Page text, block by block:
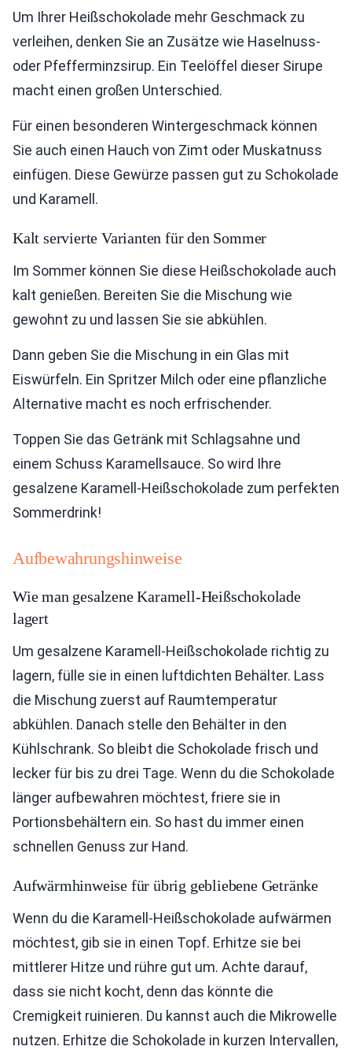
Um Ihrer Heißschokolade mehr Geschmack zu
verleihen, denken Sie an Zusätze wie Haselnuss-
oder Pfefferminzsirup. Ein Teelöffel dieser Sirupe
macht einen großen Unterschied.
Für einen besonderen Wintergeschmack können
Sie auch einen Hauch von Zimt oder Muskatnuss
einfügen. Diese Gewürze passen gut zu Schokolade
und Karamell.
Kalt servierte Varianten für den Sommer
Im Sommer können Sie diese Heißschokolade auch
kalt genießen. Bereiten Sie die Mischung wie
gewohnt zu und lassen Sie sie abkühlen.
Dann geben Sie die Mischung in ein Glas mit
Eiswürfeln. Ein Spritzer Milch oder eine pflanzliche
Alternative macht es noch erfrischender.
Toppen Sie das Getränk mit Schlagsahne und
einem Schuss Karamellsauce. So wird Ihre
gesalzene Karamell-Heißschokolade zum perfekten
Sommerdrink!
Aufbewahrungshinweise
Wie man gesalzene Karamell-Heißschokolade
lagert
Um gesalzene Karamell-Heißschokolade richtig zu
lagern, fülle sie in einen luftdichten Behälter. Lass
die Mischung zuerst auf Raumtemperatur
abkühlen. Danach stelle den Behälter in den
Kühlschrank. So bleibt die Schokolade frisch und
lecker für bis zu drei Tage. Wenn du die Schokolade
länger aufbewahren möchtest, friere sie in
Portionsbehältern ein. So hast du immer einen
schnellen Genuss zur Hand.
Aufwärmhinweise für übrig gebliebene Getränke
Wenn du die Karamell-Heißschokolade aufwärmen
möchtest, gib sie in einen Topf. Erhitze sie bei
mittlerer Hitze und rühre gut um. Achte darauf,
dass sie nicht kocht, denn das könnte die
Cremigkeit ruinieren. Du kannst auch die Mikrowelle
nutzen. Erhitze die Schokolade in kurzen Intervallen,